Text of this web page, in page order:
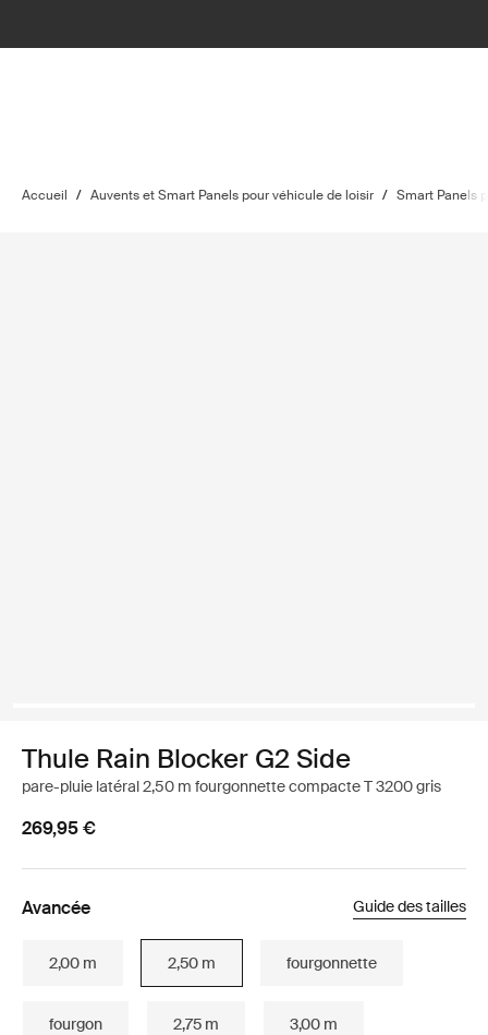
Accueil / Auvents et Smart Panels pour véhicule de loisir / Smart Panels
Thule Rain Blocker G2 Side
pare-pluie latéral 2,50 m fourgonnette compacte T 3200 gris
269,95 €
Avancée Guide des tailles
2,00 m 2,50 m fourgonnette
fourgon 2,75 m 3,00 m